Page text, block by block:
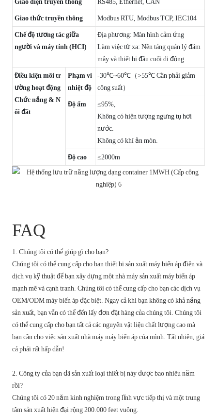
Giao thức truyền thông Modbus RTU, Modbus TCP, IEC104
Chế độ tương tác giữa
người và máy tính (HCI)
Địa phương: Màn hình cảm ứng
Làm việc từ xa: Nền tảng quản lý đám
mây và thiết bị đầu cuối di động.
Điều kiện môi tr
ường hoạt động
Chức năng & N
ối đất
Phạm vi
nhiệt độ
-30℃~60℃（>55℃ Cần phải giảm
công suất）
Độ ẩm
≤95%,
Không có hiện tượng ngưng tụ hơi
nước.
Không có khí ăn mòn.
Độ cao ≤2000m
FAQ
1. Chúng tôi có thể giúp gì cho bạn?
Chúng tôi có thể cung cấp cho bạn thiết bị sản xuất máy biến áp điện và
dịch vụ kỹ thuật để bạn xây dựng một nhà máy sản xuất máy biến áp
mạnh mẽ và cạnh tranh. Chúng tôi có thể cung cấp cho bạn các dịch vụ
OEM/ODM máy biến áp đặc biệt. Ngay cả khi bạn không có khả năng
sản xuất, bạn vẫn có thể đến lấy đơn đặt hàng của chúng tôi. Chúng tôi
có thể cung cấp cho bạn tất cả các nguyên vật liệu chất lượng cao mà
bạn cần cho việc sản xuất nhà máy máy biến áp của mình. Tất nhiên, giá
cả phải rất hấp dẫn!
2. Công ty của bạn đã sản xuất loại thiết bị này được bao nhiêu năm
rồi?
Chúng tôi có 20 năm kinh nghiệm trong lĩnh vực tiếp thị và một trung
tâm sản xuất hiện đại rộng 200.000 feet vuông.